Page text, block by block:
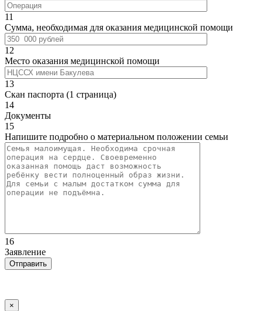
11
Сумма, необходимая для оказания медицинской помощи
12
Место оказания медицинской помощи
13
Скан паспорта (1 страница)
14
Документы
15
Напишите подробно о материальном положении семьи
16
Заявление
×